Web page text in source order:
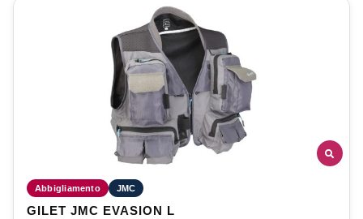
Abbigliamento JMC
GILET JMC EVASION L